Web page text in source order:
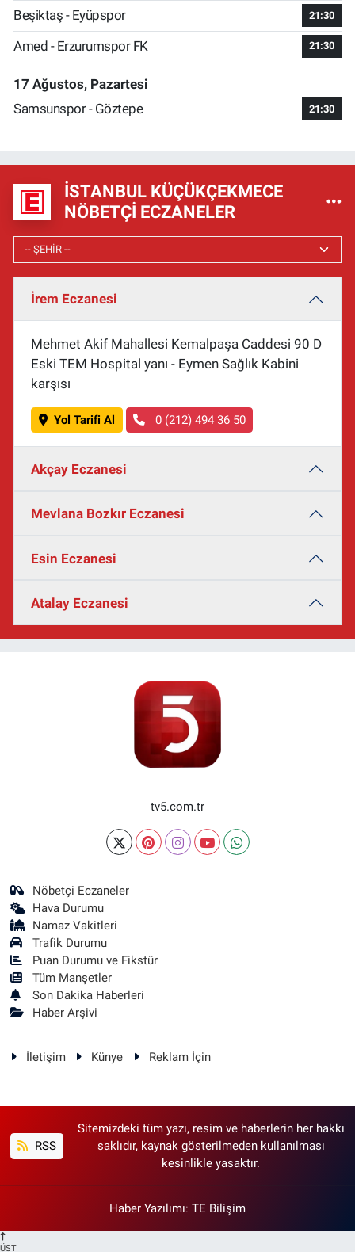
Beşiktaş - Eyüpspor 21:30
Amed - Erzurumspor FK 21:30
17 Ağustos, Pazartesi
Samsunspor - Göztepe
21:30
İSTANBUL KÜÇÜKÇEKMECE
NÖBETÇI ECZANELER
İrem Eczanesi
Mehmet Akif Mahallesi Kemalpaşa Caddesi 90 D
Eski TEM Hospital yanı - Eymen Sağlık Kabini
karşısı
Yol Tarifi Al 0 (212) 494 36 50
Akçay Eczanesi
Mevlana Bozkır Eczanesi
Esin Eczanesi
Atalay Eczanesi
tv5.com.tr
Nöbetçi Eczaneler
Hava Durumu
Namaz Vakitleri
Trafik Durumu
Puan Durumu ve Fikstür
Tüm Manşetler
Son Dakika Haberleri
Haber Arşivi
İletişim Künye Reklam İçin
RSS
Sitemizdeki tüm yazı, resim ve haberlerin her hakkı
saklıdır, kaynak gösterilmeden kullanılması
kesinlikle yasaktır.
Haber Yazılımı: TE Bilişim
ÜST